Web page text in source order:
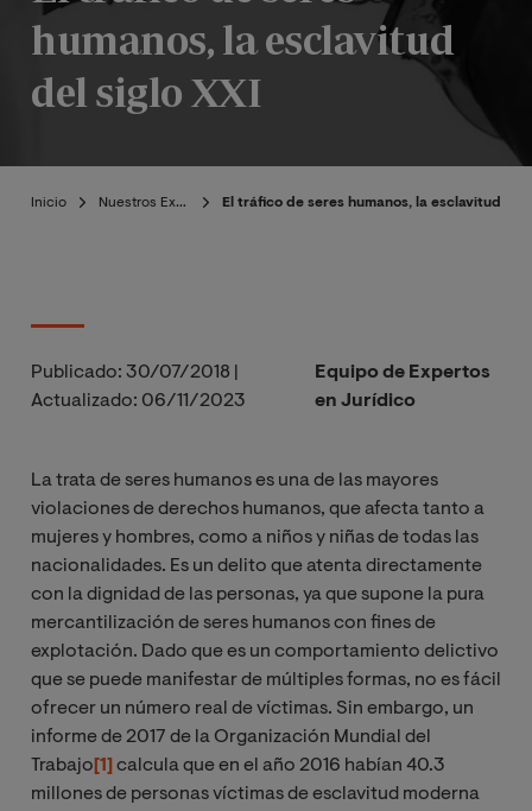
humanos, la esclavitud
del siglo XXI
Inicio Nuestros Expertos El tráfico de seres humanos, la esclavitud del
Publicado: 30/07/2018
Actualizado: 06/11/2023
Equipo de Expertos
en Jurídico
La trata de seres humanos es una de las mayores
violaciones de derechos humanos, que afecta tanto a
mujeres y hombres, como a niños y niñas de todas las
nacionalidades. Es un delito que atenta directamente
con la dignidad de las personas, ya que supone la pura
mercantilización de seres humanos con fines de
explotación. Dado que es un comportamiento delictivo
que se puede manifestar de múltiples formas, no es fácil
ofrecer un número real de víctimas. Sin embargo, un
informe de 2017 de la Organización Mundial del
Trabajo [1] calcula que en el año 2016 habían 40.3
millones de personas víctimas de esclavitud moderna